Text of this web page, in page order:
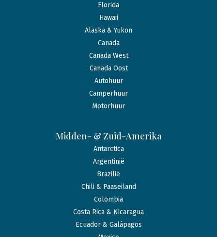
Florida
Hawaii
Alaska & Yukon
Canada
Canada West
Canada Oost
Autohuur
Camperhuur
Motorhuur
Midden- & Zuid-Amerika
Antarctica
Argentinië
Brazilië
Chili & Paaseiland
Colombia
Costa Rica & Nicaragua
Ecuador & Galápagos